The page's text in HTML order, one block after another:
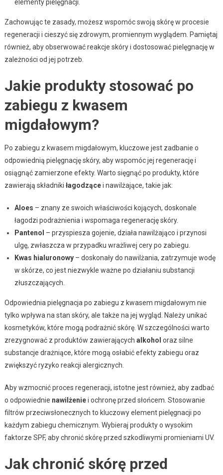
elementy pielęgnacji.
Zachowując te zasady, możesz wspomóc swoją skórę w procesie
regeneracji i cieszyć się zdrowym, promiennym wyglądem. Pamiętaj
również, aby obserwować reakcje skóry i dostosować pielęgnację w
zależności od jej potrzeb.
Jakie produkty stosować po
zabiegu z kwasem
migdałowym?
Po zabiegu z kwasem migdałowym, kluczowe jest zadbanie o
odpowiednią pielęgnację skóry, aby wspomóc jej regenerację i
osiągnąć zamierzone efekty. Warto sięgnąć po produkty, które
zawierają składniki łagodzącei nawilżające, takie jak:
Aloes – znany ze swoich właściwości kojących, doskonale
łagodzi podrażnienia i wspomaga regenerację skóry.
Pantenol – przyspiesza gojenie, działa nawilżająco i przynosi
ulgę, zwłaszcza w przypadku wrażliwej cery po zabiegu.
Kwas hialuronowy– doskonały do nawilżania, zatrzymuje wodę
w skórze, co jest niezwykle ważne po działaniu substancji
złuszczających.
Odpowiednia pielęgnacja po zabiegu z kwasem migdałowym nie
tylko wpływa na stan skóry, ale także na jej wygląd. Należy unikać
kosmetyków, które mogą podrażnić skórę. W szczególności warto
zrezygnować z produktów zawierających alkohol oraz silne
substancje drażniące, które mogą osłabić efekty zabiegu oraz
zwiększyć ryzyko reakcji alergicznych.
Aby wzmocnić proces regeneracji, istotne jest również, aby zadbać
o odpowiednie nawilżeniei ochronę przed słońcem. Stosowanie
filtrów przeciwsłonecznych to kluczowy element pielęgnacji po
każdym zabiegu chemicznym. Wybieraj produkty o wysokim
faktorze SPF, aby chronić skórę przed szkodliwymi promieniami UV.
Jak chronić skórę przed